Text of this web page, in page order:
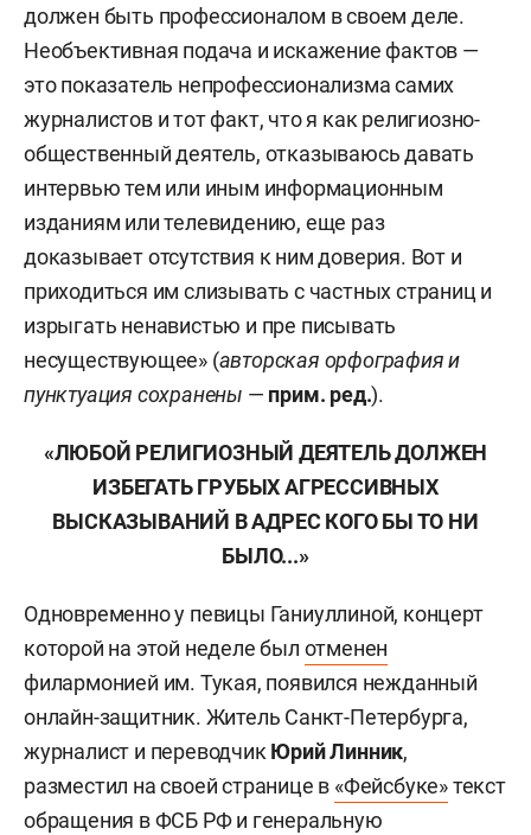
должен быть профессионалом в своем деле.
Необъективная подача и искажение фактов —
это показатель непрофессионализма самих
журналистов и тот факт, что я как религиозно-
общественный деятель, отказываюсь давать
интервью тем или иным информационным
изданиям или телевидению, еще раз
доказывает отсутствия к ним доверия. Вот и
приходиться им слизывать с частных страниц и
изрыгать ненавистью и пре писывать
несуществующее» (авторская орфография и
пунктуация сохранены — прим. ред.).
«ЛЮБОЙ РЕЛИГИОЗНЫЙ ДЕЯТЕЛЬ ДОЛЖЕН
ИЗБЕГАТЬ ГРУБЫХ АГРЕССИВНЫХ
ВЫСКАЗЫВАНИЙ В АДРЕС КОГО БЫ ТО НИ
БЫЛО...»
Одновременно у певицы Ганиуллиной, концерт
которой на этой неделе был отменен
филармонией им. Тукая, появился нежданный
онлайн-защитник. Житель Санкт-Петербурга,
журналист и переводчик Юрий Линник,
разместил на своей странице в «Фейсбуке»текст
обращения в ФСБ РФ и генеральную